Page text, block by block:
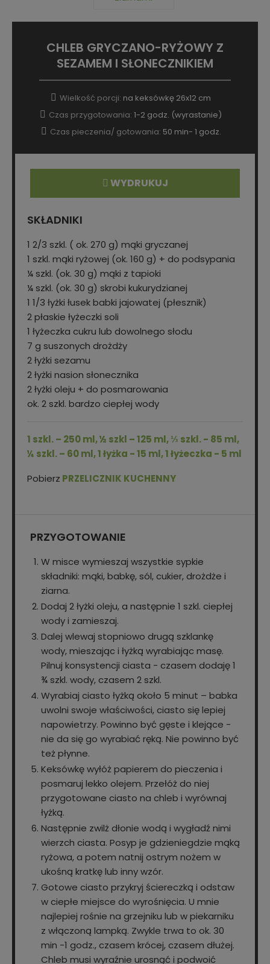
CHLEB GRYCZANO-RYŻOWY Z
SEZAMEM I SŁONECZNIKIEM
Wielkość porcji: na keksówkę 26x12 cm
Czas przygotowania: 1-2 godz. (wyrastanie)
Czas pieczenia/ gotowania: 50 min- 1 godz.
WYDRUKUJ
SKŁADNIKI
1 2/3 szkl. ( ok. 270 g) mąki gryczanej
1 szkl. mąki ryżowej (ok. 160 g) + do podsypania
¼ szkl. (ok. 30 g) mąki z tapioki
¼ szkl. (ok. 30 g) skrobi kukurydzianej
1 1/3 łyżki łusek babki jajowatej (płesznik)
2 płaskie łyżeczki soli
1 łyżeczka cukru lub dowolnego słodu
7 g suszonych drożdży
2 łyżki sezamu
2 łyżki nasion słonecznika
2 łyżki oleju + do posmarowania
ok. 2 szkl. bardzo ciepłej wody
1 szkl. – 250 ml, ½ szkl – 125 ml, ⅓ szkl. - 85 ml,
¼ szkl. – 60 ml, 1 łyżka - 15 ml, 1 łyżeczka - 5 ml
Pobierz PRZELICZNIK KUCHENNY
PRZYGOTOWANIE
W misce wymieszaj wszystkie sypkie
składniki: mąki, babkę, sól, cukier, drożdże i
ziarna.
Dodaj 2 łyżki oleju, a następnie 1 szkl. ciepłej
wody i zamieszaj.
Dalej wlewaj stopniowo drugą szklankę
wody, mieszając i łyżką wyrabiając masę.
Pilnuj konsystencji ciasta - czasem dodaję 1
¾ szkl. wody, czasem 2 szkl.
Wyrabiaj ciasto łyżką około 5 minut – babka
uwolni swoje właściwości, ciasto się lepiej
napowietrzy. Powinno być gęste i klejące -
nie da się go wyrabiać ręką. Nie powinno być
też płynne.
Keksówkę wyłóż papierem do pieczenia i
posmaruj lekko olejem. Przełóż do niej
przygotowane ciasto na chleb i wyrównaj
łyżką.
Następnie zwilż dłonie wodą i wygładź nimi
wierzch ciasta. Posyp je gdzieniegdzie mąką
ryżowa, a potem natnij ostrym nożem w
ukośną kratkę lub inny wzór.
Gotowe ciasto przykryj ściereczką i odstaw
w ciepłe miejsce do wyrośnięcia. U mnie
najlepiej rośnie na grzejniku lub w piekarniku
z włączoną lampką. Zwykle trwa to ok. 30
min -1 godz., czasem krócej, czasem dłużej.
Chleb musi wyraźnie urosnąć i podwoić